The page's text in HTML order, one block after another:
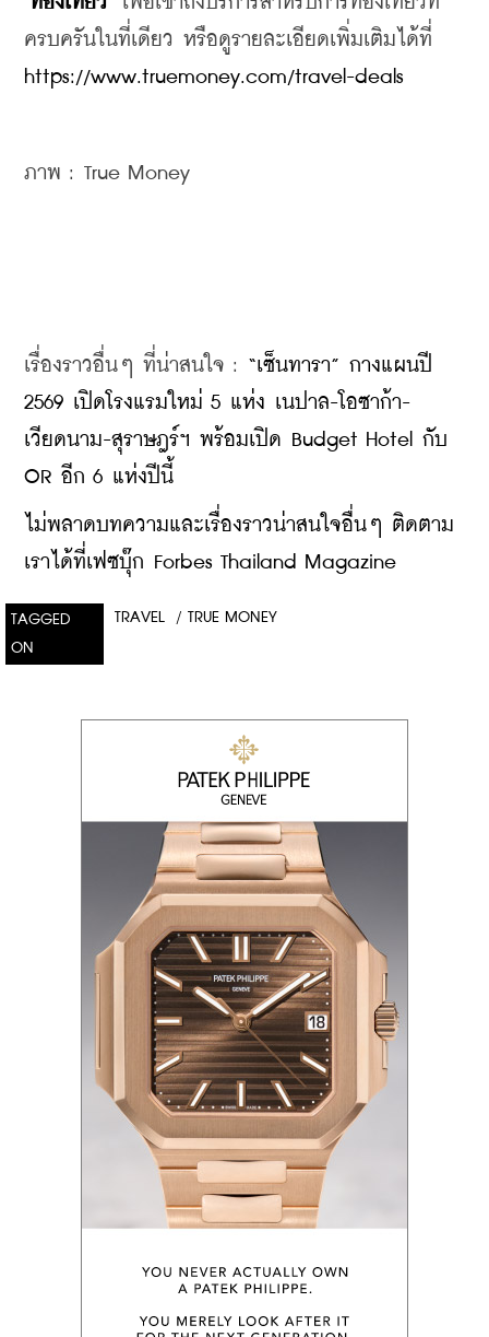
https://www.truemoney.com/travel-deals
ภาพ : True Money
เรื่องราวอื่นๆ ที่น่าสนใจ : “เซ็นทารา” กางแผนปี
2569 เปิดโรงแรมใหม่ 5 แห่ง เนปาล-โอซาก้า-
เวียดนาม-สุราษฎร์ฯ พร้อมเปิด Budget Hotel กับ
OR อีก 6 แห่งปีนี้
ไม่พลาดบทความและเรื่องราวน่าสนใจอื่นๆ ติดตาม
เราได้ที่เฟซบุ๊ก Forbes Thailand Magazine
TAGGED
ON
TRAVEL / TRUE MONEY